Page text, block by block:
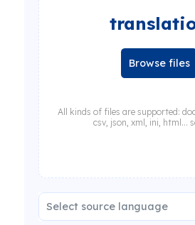
Browse files
All kinds of files are supported:
csv, json, xml, ini, html...
Select source language